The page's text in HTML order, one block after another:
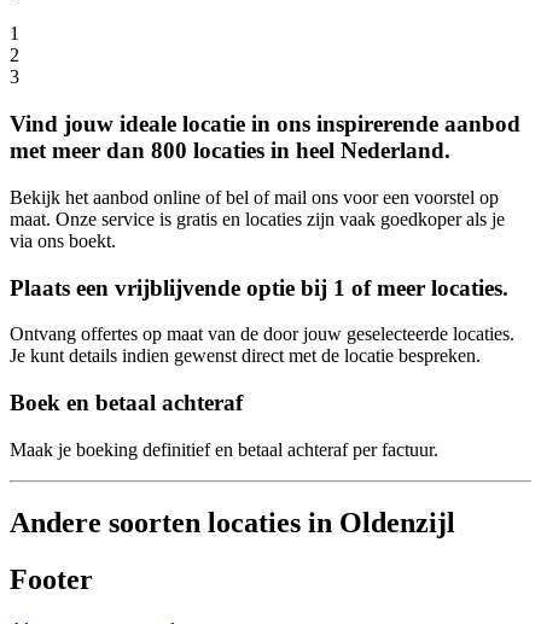
1
2
3
Vind jouw ideale locatie in ons inspirerende aanbod
met meer dan 800 locaties in heel Nederland.
Bekijk het aanbod online of bel of mail ons voor een voorstel op
maat. Onze service is gratis en locaties zijn vaak goedkoper als je
via ons boekt.
Plaats een vrijblijvende optie bij 1 of meer locaties.
Ontvang offertes op maat van de door jouw geselecteerde locaties.
Je kunt details indien gewenst direct met de locatie bespreken.
Boek en betaal achteraf
Maak je boeking definitief en betaal achteraf per factuur.
Andere soorten locaties in Oldenzijl
Footer